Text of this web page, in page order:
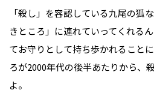
「殺し」を容認している九尾の狐
きところ」に連れていってくれる
てお守りとして持ち歩かれること
ろが2000年代の後半あたりから、
よ。